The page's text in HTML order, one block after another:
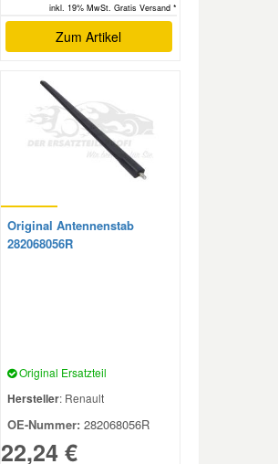
inkl. 19% MwSt. Gratis Versand *
Zum Artikel
Original Antennenstab
282068056R
Original Ersatzteil
Hersteller: Renault
OE-Nummer: 282068056R
22,24 €